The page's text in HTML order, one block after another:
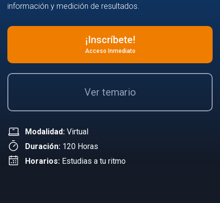
información y medición de resultados.
¡Inscríbete!
Acceso Inmediato
Ver temario
Modalidad: Virtual
Duración: 120 Horas
Horarios: Estudias a tu ritmo